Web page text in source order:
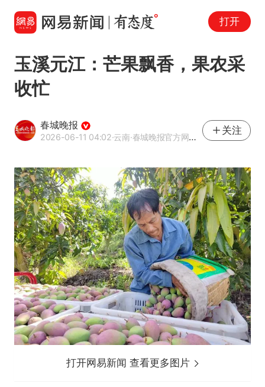
打开
玉溪元江：芒果飘香，果农采
收忙
春城晚报
2026-06-11 04:02·云南·春城晚报官方网易号
关注
打开网易新闻 查看更多图片